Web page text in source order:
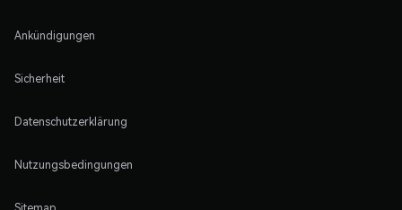
Ankündigungen
Sicherheit
Datenschutzerklärung
Nutzungsbedingungen